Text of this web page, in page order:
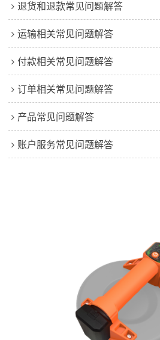
退货和退款常见问题解答
运输相关常见问题解答
付款相关常见问题解答
订单相关常见问题解答
产品常见问题解答
账户服务常见问题解答